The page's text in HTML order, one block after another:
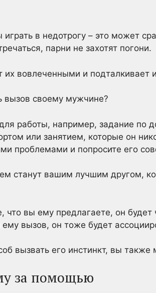
в недотрогу – это может
парни не захотят погони.
вовлеченными и подталкивает
вызов своему мужчине?
работы, например, задание по
или занятием, которые он
проблемами и попросите его
станут вашим лучшим другом,
что вы ему предлагаете, он будет
ему вызов, он тоже будет
вызвать его инстинкт, вы
за помощью